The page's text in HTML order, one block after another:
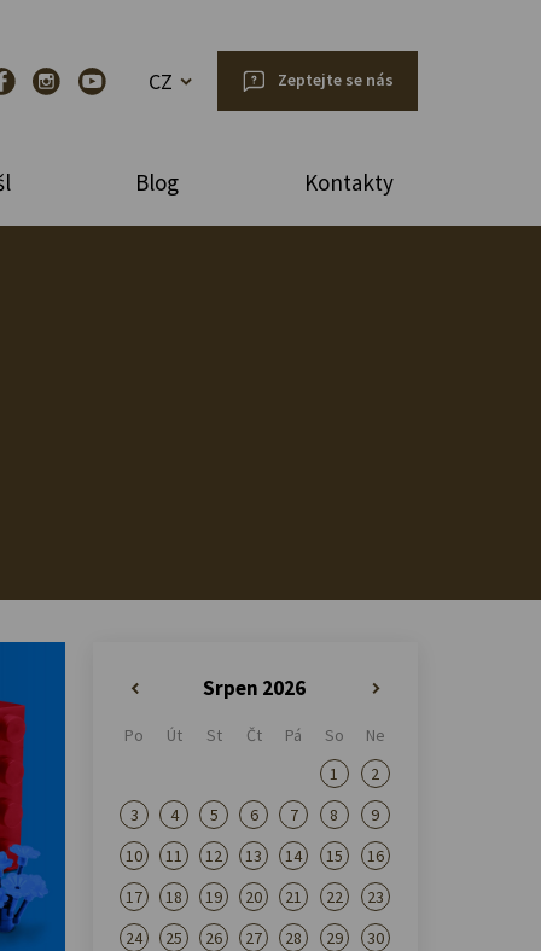
CZ Zeptejte se nás
Blog Kontakty
Srpen 2026
Po Út St Čt Pá So
Ne
1
2
3
4 5 6 7 8
9
10
11 12 13 14 15
16
17
18 19 20 21 22
23
24
25 26 27 28 29
30